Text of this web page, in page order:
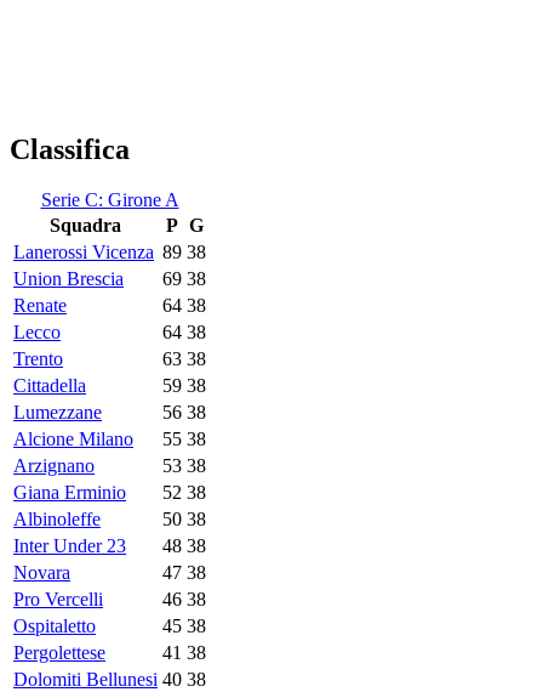
Classifica
Serie C: Girone A
Squadra
P G
Lanerossi Vicenza 89 38
Union Brescia
69 38
Renate
64 38
Lecco
64 38
Trento
63 38
Cittadella
59 38
Lumezzane
56 38
Alcione Milano
55 38
Arzignano
53 38
Giana Erminio
52 38
Albinoleffe
50 38
Inter Under 23
48 38
Novara
47 38
Pro Vercelli
46 38
Ospitaletto
45 38
Pergolettese
41 38
Dolomiti Bellunesi 40 38